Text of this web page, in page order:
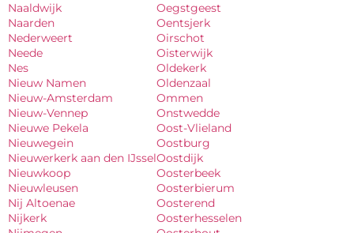
Naaldwijk
Naarden
Nederweert
Neede
Nes
Nieuw Namen
Nieuw-Amsterdam
Nieuw-Vennep
Nieuwe Pekela
Nieuwegein
Nieuwerkerk aan den IJssel
Nieuwkoop
Nieuwleusen
Nij Altoenae
Nijkerk
Oegstgeest
Oentsjerk
Oirschot
Oisterwijk
Oldekerk
Oldenzaal
Ommen
Onstwedde
Oost-Vlieland
Oostburg
Oostdijk
Oosterbeek
Oosterbierum
Oosterend
Oosterhesselen